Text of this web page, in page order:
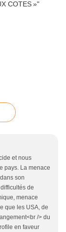
et nous
pays. La menace
son
de
menace
que les USA, de
/> du
en faveur